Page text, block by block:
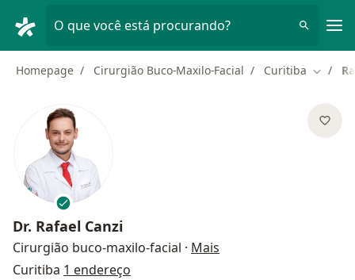
O que você está procurando?
Homepage Cirurgião Buco-Maxilo-Facial Curitiba Mudar
Dr. Rafael Canzi
Cirurgião buco-maxilo-facial · Mais
Curitiba 1 endereço